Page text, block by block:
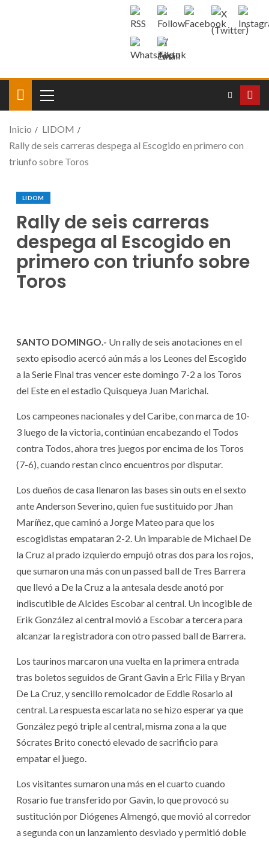
Inicio
LIDOM
Rally de seis carreras despega al Escogido en primero con
triunfo sobre Toros
LIDOM
Rally de seis carreras
despega al Escogido en
primero con triunfo sobre
Toros
SANTO DOMINGO.- Un rally de seis anotaciones en el
sexto episodio acercó aún más a los Leones del Escogido
a la Serie Final tras vencer este domingo 7-2 a los Toros
del Este en el estadio Quisqueya Juan Marichal.
Los campeones nacionales y del Caribe, con marca de 10-
3 luego de la victoria, continúan encabezando el Todos
contra Todos, ahora tres juegos por encima de los Toros
(7-6), cuando restan cinco encuentros por disputar.
Los dueños de casa llenaron las bases sin outs en el sexto
ante Anderson Severino, quien fue sustituido por Jhan
Maríñez, que caminó a Jorge Mateo para que los
escogidistas empataran 2-2. Un imparable de Michael De
la Cruz al prado izquierdo empujó otras dos para los rojos,
que sumaron una más con un passed ball de Tres Barrera
que llevó a De la Cruz a la antesala desde anotó por
indiscutible de Alcides Escobar al central. Un incogible de
Erik González al central movió a Escobar a tercera para
alcanzar la registradora con otro passed ball de Barrera.
Los taurinos marcaron una vuelta en la primera entrada
tras boletos seguidos de Grant Gavin a Eric Filia y Bryan
De La Cruz, y sencillo remolcador de Eddie Rosario al
central. La respuesta escarlata no se hizo esperar ya que
González pegó triple al central, misma zona a la que
Sócrates Brito conectó elevado de sacrificio para
empatar el juego.
Los visitantes sumaron una más en el cuarto cuando
Rosario fue transferido por Gavin, lo que provocó su
sustitución por Diógenes Almengó, que movió al corredor
a segunda con un lanzamiento desviado y permitió doble